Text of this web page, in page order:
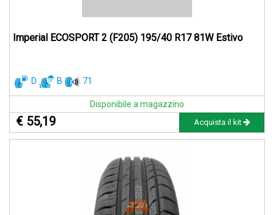
Imperial ECOSPORT 2 (F205) 195/40 R17 81W Estivo
D B 71
Disponibile a magazzino
€ 55,19 Acquista il kit